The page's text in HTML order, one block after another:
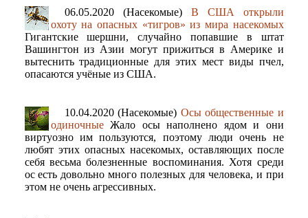
06.05.2020 (Насекомые) В США открыли
охоту на опасных «тигров» из мира насекомых
Гигантские шершни, случайно попавшие в штат
Вашингтон из Азии могут прижиться в Америке и
вытеснить традиционные для этих мест виды пчел,
опасаются учёные из США.
10.04.2020 (Насекомые) Осы общественные и
одиночныеЖало осы наполнено ядом и они
виртуозно им пользуются, поэтому люди очень не
любят этих опасных насекомых, оставляющих после
себя весьма болезненные воспоминания. Хотя среди
ос есть довольно много полезных для человека, и при
этом не очень агрессивных.